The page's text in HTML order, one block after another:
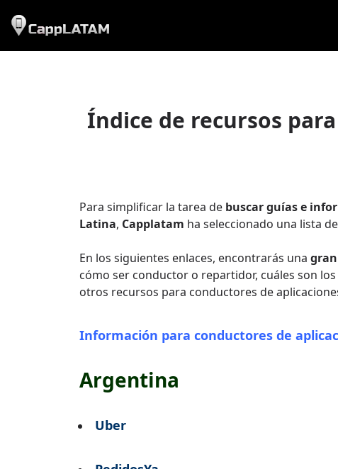
Índice de recursos
Para simplificar la tarea de buscar guías e
Latina, Capplatam ha seleccionado una lista
En los siguientes enlaces, encontrarás una
cómo ser conductor o repartidor, cuáles son
otros recursos para conductores de
Información para conductores de
Argentina
Uber